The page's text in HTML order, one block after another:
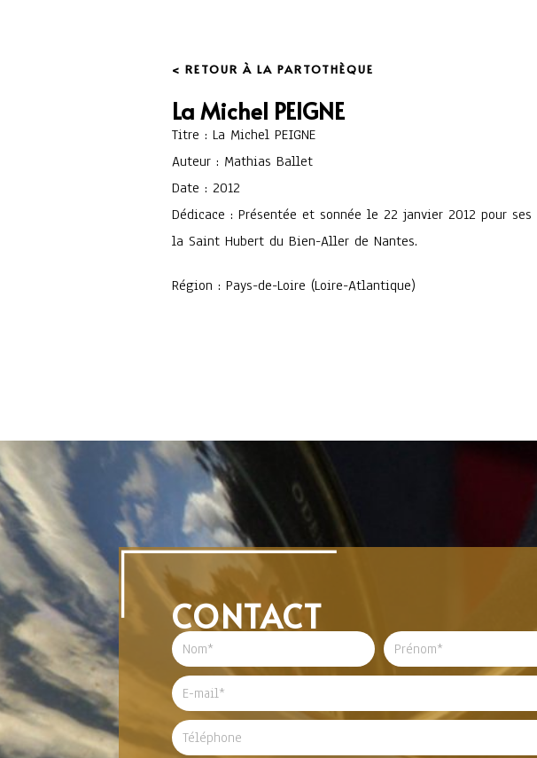
< RETOUR À LA PARTOTHÈQUE
La Michel PEIGNE
Titre : La Michel PEIGNE
Auteur : Mathias Ballet
Date : 2012
Dédicace : Présentée et sonnée le 22 janvier 2012 pour
la Saint Hubert du Bien-Aller de Nantes.
Région : Pays-de-Loire (Loire-Atlantique)
CONTACT